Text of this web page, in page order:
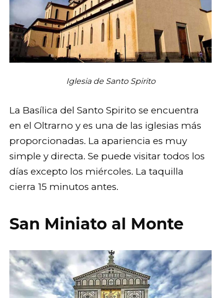
Iglesia de Santo Spirito
La Basílica del Santo Spirito se encuentra
en el Oltrarno y es una de las iglesias más
proporcionadas. La apariencia es muy
simple y directa. Se puede visitar todos los
días excepto los miércoles. La taquilla
cierra 15 minutos antes.
San Miniato al Monte